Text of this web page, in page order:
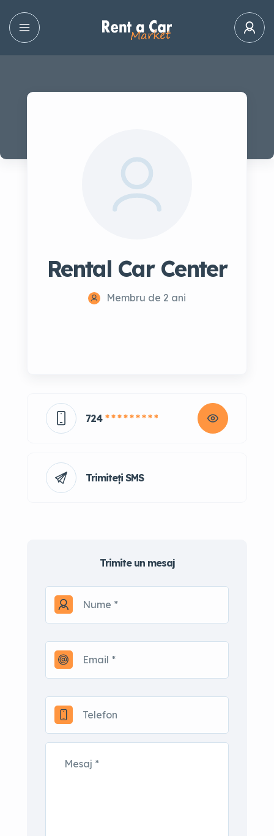
Rental Car Center
Membru de 2 ani
724 * * * * * * * * *
Trimiteți SMS
Trimite un mesaj